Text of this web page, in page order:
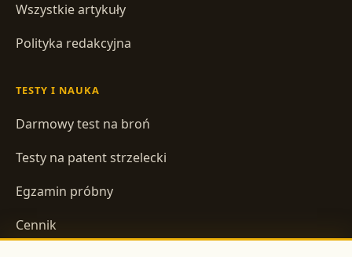
Wszystkie artykuły
Polityka redakcyjna
TESTY I NAUKA
Darmowy test na broń
Testy na patent strzelecki
Egzamin próbny
Cennik